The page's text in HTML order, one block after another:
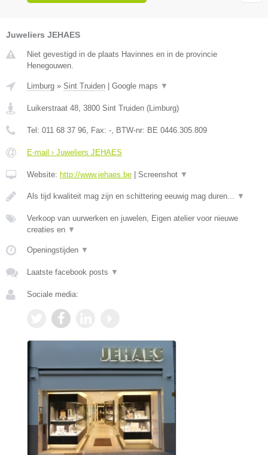
Juweliers JEHAES
Niet gevestigd in de plaats Havinnes en in de provincie
Henegouwen.
Limburg » Sint Truiden Google maps ▼
Luikerstraat 48 3800 Sint Truiden ( Limburg)
Tel: 011 68 37 96 , Fax: - , BTW-nr: BE 0446.305.809
E-mail › Juweliers JEHAES
Website: http://www.jehaes.be Screenshot ▼
Als tijd kwaliteit mag zijn en schittering eeuwig mag duren... ▼
Verkoop van uurwerken en juwelen, Eigen atelier voor nieuwe
creaties en ▼
Openingstijden ▼
Laatste facebook posts ▼
Sociale media: